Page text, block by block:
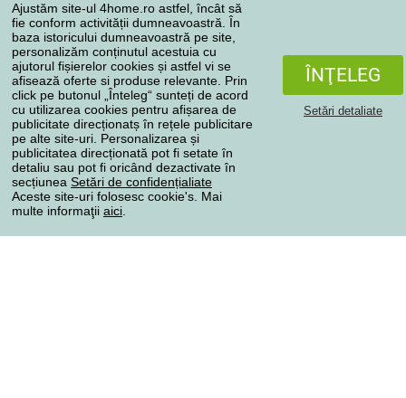
Ajustăm site-ul 4home.ro astfel, încât să
fie conform activității dumneavoastră. În
baza istoricului dumneavoastră pe site,
personalizăm conținutul acestuia cu
ajutorul fișierelor cookies și astfel vi se
afisează oferte si produse relevante. Prin
click pe butonul „Înteleg“ sunteți de acord
cu utilizarea cookies pentru afișarea de
publicitate direcționatș în rețele publicitare
pe alte site-uri. Personalizarea și
publicitatea direcționată pot fi setate în
detaliu sau pot fi oricând dezactivate în
secțiunea Setări de confidențialiate
Aceste site-uri folosesc cookie's. Mai
multe informaţii aici
ÎNŢELEG
Setări detaliate
Reclamaţii
Retragere de la contract
Regulile de procesare a recenziilor
Metode de transport
Metode de plată